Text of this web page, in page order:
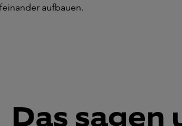
aufbauen.
Das sagen